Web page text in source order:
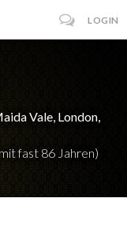
LOGIN
Vale, London,
fast 86 Jahren)